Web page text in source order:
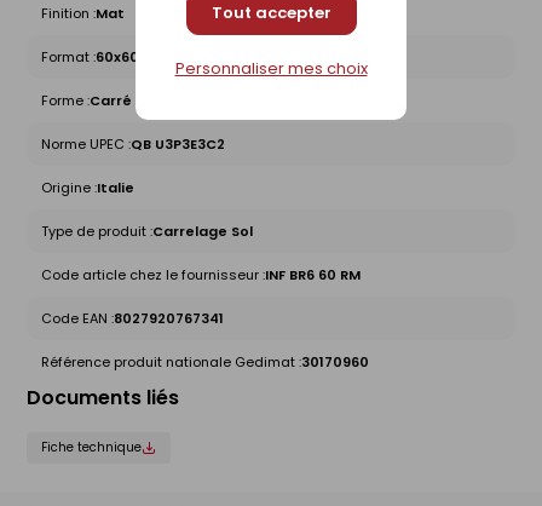
Tout accepter
Personnaliser mes choix
Finition :Mat
Format :60x60
Forme :Carré
Norme UPEC :QB U3P3E3C2
Origine :Italie
Type de produit :Carrelage Sol
Code article chez le fournisseur :INF BR6 60 RM
Code EAN :8027920767341
Référence produit nationale Gedimat :30170960
Documents liés
Fiche technique